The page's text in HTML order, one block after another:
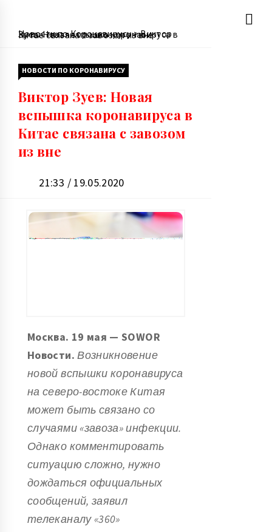
Перейти
содержимому
Новости по Коронавирусу>
Виктор Зуев: Новая вспышка коронавируса в Китае связана с завозом из вне
НОВОСТИ ПО КОРОНАВИРУСУ
Виктор Зуев: Новая
вспышка коронавируса в
Китае связана с завозом
из вне
21:33 / 19.05.2020
Москва. 19 мая — SOWOR
Новости.Возникновение
новой вспышки коронавируса
на северо-востоке Китая
может быть связано со
случаями «завоза» инфекции.
Однако комментировать
ситуацию сложно, нужно
дождаться официальных
сообщений, заявил
телеканалу «360»